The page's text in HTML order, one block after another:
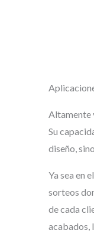
Altamente
Su
diseño,
Ya sea en
sorteos
de cada
acabados,